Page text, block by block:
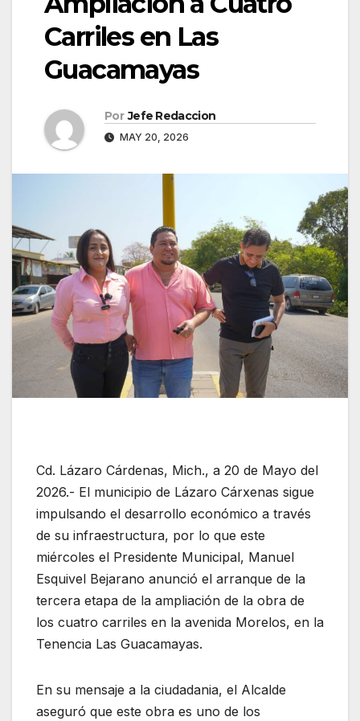
Carriles en Las
Guacamayas
Por Jefe Redaccion
MAY 20, 2026
Cd. Lázaro Cárdenas, Mich., a 20 de Mayo del
2026.- El municipio de Lázaro Cárxenas sigue
impulsando el desarrollo económico a través
de su infraestructura, por lo que este
miércoles el Presidente Municipal, Manuel
Esquivel Bejarano anunció el arranque de la
tercera etapa de la ampliación de la obra de
los cuatro carriles en la avenida Morelos, en la
Tenencia Las Guacamayas.
En su mensaje a la ciudadania, el Alcalde
aseguró que este obra es uno de los